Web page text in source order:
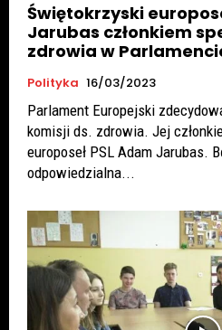
Świętokrzyski
Jarubas członkiem
zdrowia w
Polityka 16/03/2023
Parlament Europejski
komisji ds. zdrowia. Jej
europoseł PSL Adam Jarubas. Będzie ona
odpowiedzialna...